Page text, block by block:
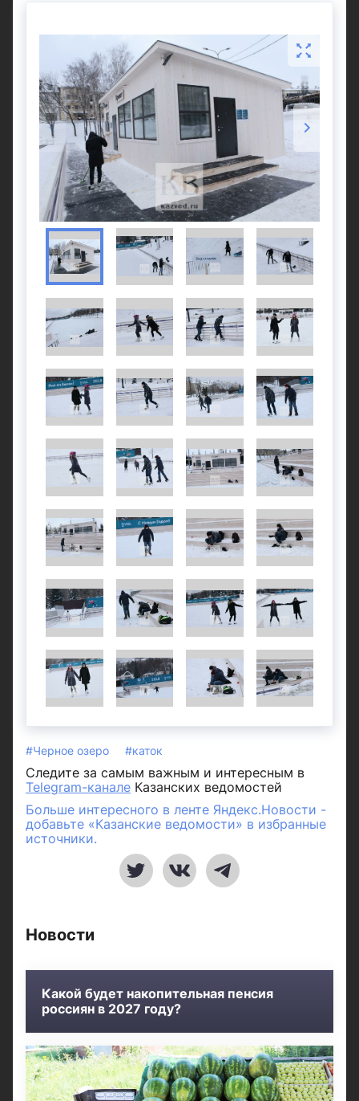
#Черное озеро #каток
Следите за самым важным и интересным в
Telegram-канале Казанских ведомостей
Больше интересного в ленте Яндекс.Новости -
добавьте «Казанские ведомости» в избранные
источники.
Новости
Какой будет накопительная пенсия
россиян в 2027 году?